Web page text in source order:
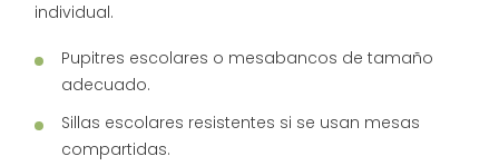
individual.
Pupitres escolares o mesabancos de tamaño
adecuado.
Sillas escolares resistentes si se usan mesas
compartidas.